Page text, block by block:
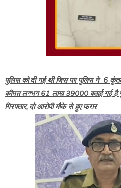
पुलिस को दी गई थी जिस पर पुलिस ने 6
कीमत लगभग 61 लाख 39000 बताई गई है
गिरफ्तार, दो आरोपी मौके से हुए फरार